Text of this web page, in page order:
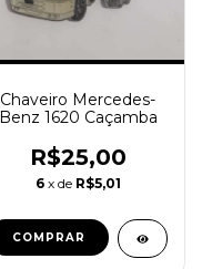
Chaveiro Mercedes-
Benz 1620 Caçamba
R$25,00
6 x de R$5,01